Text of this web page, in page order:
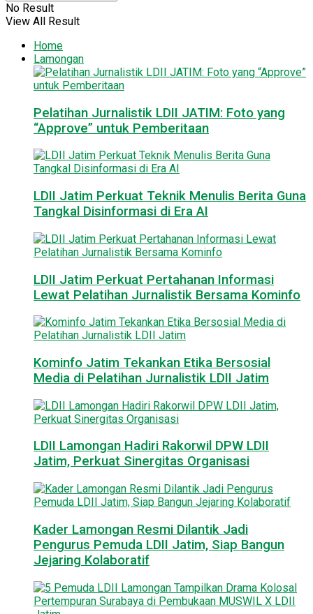
No Result
View All Result
Home
Lamongan
Pelatihan Jurnalistik LDII JATIM: Foto yang
“Approve” untuk Pemberitaan
LDII Jatim Perkuat Teknik Menulis Berita Guna
Tangkal Disinformasi di Era AI
LDII Jatim Perkuat Pertahanan Informasi
Lewat Pelatihan Jurnalistik Bersama Kominfo
Kominfo Jatim Tekankan Etika Bersosial
Media di Pelatihan Jurnalistik LDII Jatim
LDII Lamongan Hadiri Rakorwil DPW LDII
Jatim, Perkuat Sinergitas Organisasi
Kader Lamongan Resmi Dilantik Jadi
Pengurus Pemuda LDII Jatim, Siap Bangun
Jejaring Kolaboratif